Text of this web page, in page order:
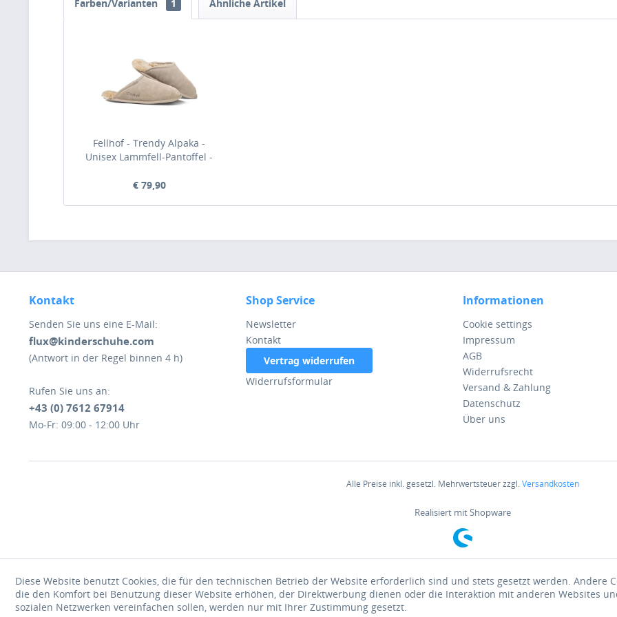
Farben/Varianten 1 Ähnliche Artikel
Fellhof - Trendy Alpaka -
Unisex Lammfell-Pantoffel -
€ 79,90
Kontakt
Senden Sie uns eine E-Mail:
flux@kinderschuhe.com
(Antwort in der Regel binnen 4 h)
Rufen Sie uns an:
+43 (0) 7612 67914
Mo-Fr: 09:00 - 12:00 Uhr
Shop Service
Newsletter
Kontakt
Vertrag widerrufen
Widerrufsformular
Informationen
Cookie settings
Impressum
AGB
Widerrufsrecht
Versand & Zahlung
Datenschutz
Über uns
Alle Preise inkl. gesetzl. Mehrwertsteuer zzgl.Versandkosten
Realisiert mit Shopware
Diese Website benutzt Cookies, die für den technischen Betrieb der Website erforderlich sind und stets gesetzt werden. Andere
die den Komfort bei Benutzung dieser Website erhöhen, der Direktwerbung dienen oder die Interaktion mit anderen Websites
sozialen Netzwerken vereinfachen sollen, werden nur mit Ihrer Zustimmung gesetzt.